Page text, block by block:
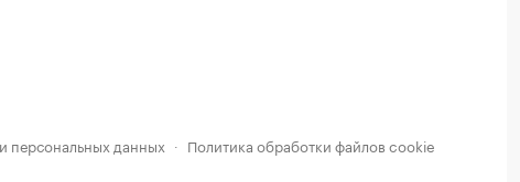
персональных данных · Политика обработки файлов cookie